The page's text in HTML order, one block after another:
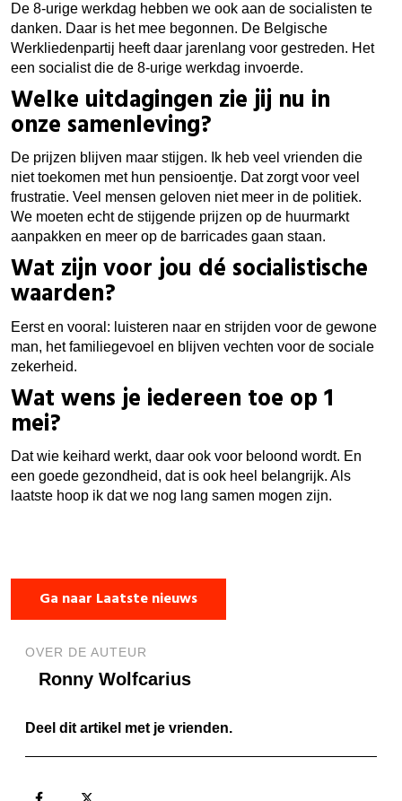
De 8-urige werkdag hebben we ook aan de socialisten te
danken. Daar is het mee begonnen. De Belgische
Werkliedenpartij heeft daar jarenlang voor gestreden. Het
een socialist die de 8-urige werkdag invoerde.
Welke uitdagingen zie jij nu in
onze samenleving?
De prijzen blijven maar stijgen. Ik heb veel vrienden die
niet toekomen met hun pensioentje. Dat zorgt voor veel
frustratie. Veel mensen geloven niet meer in de politiek.
We moeten echt de stijgende prijzen op de huurmarkt
aanpakken en meer op de barricades gaan staan.
Wat zijn voor jou dé socialistische
waarden?
Eerst en vooral: luisteren naar en strijden voor de gewone
man, het familiegevoel en blijven vechten voor de sociale
zekerheid.
Wat wens je iedereen toe op 1
mei?
Dat wie keihard werkt, daar ook voor beloond wordt. En
een goede gezondheid, dat is ook heel belangrijk. Als
laatste hoop ik dat we nog lang samen mogen zijn.
Ga naar Laatste nieuws
OVER DE AUTEUR
Ronny Wolfcarius
Deel dit artikel met je vrienden.